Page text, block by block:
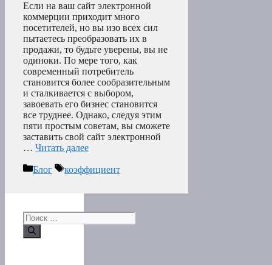
Если на ваш сайт электронной
коммерции приходит много
посетителей, но вы изо всех сил
пытаетесь преобразовать их в
продажи, то будьте уверены, вы не
одиноки. По мере того, как
современный потребитель
становится более сообразительным
и сталкивается с выбором,
завоевать его бизнес становится
все труднее. Однако, следуя этим
пяти простым советам, вы сможете
заставить свой сайт электронной
… Читать далее
Рубрики
Блог Метки
коэффициент
Поиск: